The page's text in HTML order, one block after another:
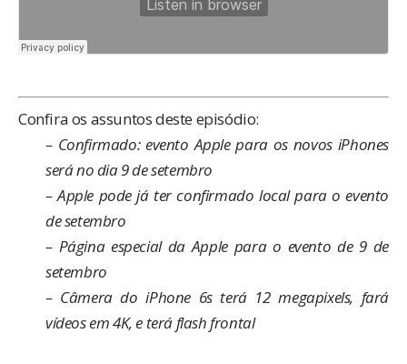
Confira os assuntos deste episódio:
– Confirmado: evento Apple para os novos iPhones
será no dia 9 de setembro
–Apple pode já ter confirmado local para o evento
de setembro
– Página especial da Apple para o evento de 9 de
setembro
– Câmera do iPhone 6s terá 12 megapixels, fará
vídeos em 4K, e terá flash frontal